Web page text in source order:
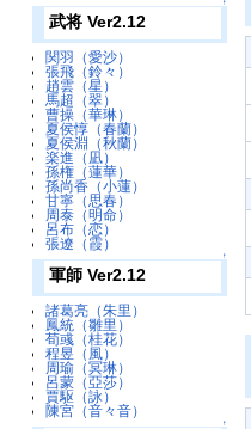
↑
武将 Ver2.12
関羽（愛沙）
張飛（鈴々）
趙雲（星）
馬超（翠）
曹操（華琳）
夏侯惇（春蘭）
夏侯淵（秋蘭）
楽進（凪）
孫権（蓮華）
孫尚香（小蓮）
甘寧（思春）
周泰（明命）
呂布（恋）
張遼（霞）
↑
軍師 Ver2.12
諸葛亮（朱里）
鳳統（雛里）
荀彧（桂花）
程昱（風）
周瑜（冥琳）
呂蒙（亞莎）
賈駆（詠）
陳宮（音々音）
↑